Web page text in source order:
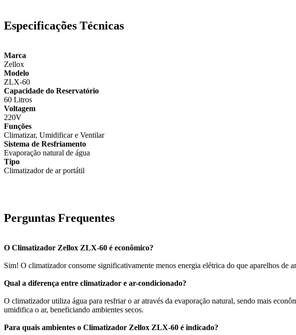
Especificações Técnicas
Marca
Zellox
Modelo
ZLX-60
Capacidade do Reservatório
60 Litros
Voltagem
220V
Funções
Climatizar, Umidificar e Ventilar
Sistema de Resfriamento
Evaporação natural de água
Tipo
Climatizador de ar portátil
Perguntas Frequentes
O Climatizador Zellox ZLX-60 é econômico?
Sim! O climatizador consome significativamente menos energia elétrica do que aparelhos
Qual a diferença entre climatizador e ar-condicionado?
O climatizador utiliza água para resfriar o ar através da evaporação natural, sendo mais
umidifica o ar, beneficiando ambientes secos.
Para quais ambientes o Climatizador Zellox ZLX-60 é indicado?